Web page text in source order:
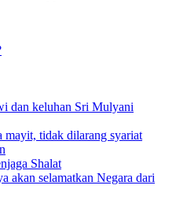
dan keluhan Sri Mulyani
mayit, tidak dilarang syariat
Shalat
akan selamatkan Negara dari